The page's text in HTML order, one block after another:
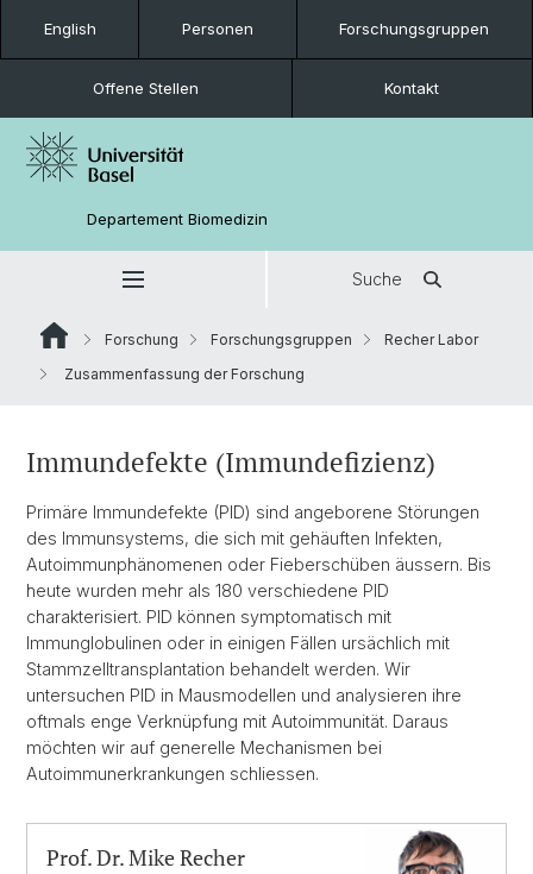
English Personen Forschungsgruppen
Offene Stellen Kontakt
Departement Biomedizin
Suche
Forschung Forschungsgruppen
Recher Labor
Zusammenfassung der Forschung
Immundefekte (Immundefizienz)
Primäre Immundefekte (PID) sind angeborene Störungen
des Immunsystems, die sich mit gehäuften Infekten,
Autoimmunphänomenen oder Fieberschüben äussern. Bis
heute wurden mehr als 180 verschiedene PID
charakterisiert. PID können symptomatisch mit
Immunglobulinen oder in einigen Fällen ursächlich mit
Stammzelltransplantation behandelt werden. Wir
untersuchen PID in Mausmodellen und analysieren ihre
oftmals enge Verknüpfung mit Autoimmunität. Daraus
möchten wir auf generelle Mechanismen bei
Autoimmunerkrankungen schliessen.
Prof. Dr. Mike Recher